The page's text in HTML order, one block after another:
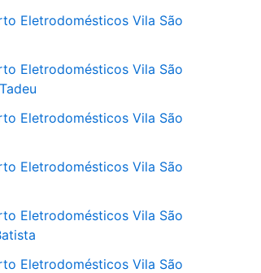
Eletrodomésticos Vila São
Eletrodomésticos Vila São
Eletrodomésticos Vila São
Eletrodomésticos Vila São
Eletrodomésticos Vila São
Eletrodomésticos Vila São